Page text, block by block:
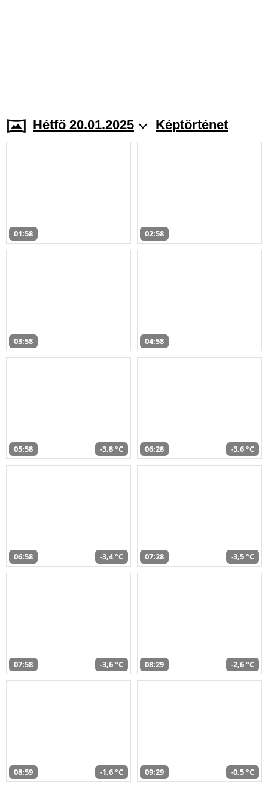
Hétfő 20.01.2025 Képtörténet
01:58 02:58
03:58 04:58
05:58 -3,8 °C 06:28 -3,6 °C
06:58 -3,4 °C 07:28 -3,5 °C
07:58 -3,6 °C 08:29 -2,6 °C
08:59 -1,6 °C 09:29 -0,5 °C